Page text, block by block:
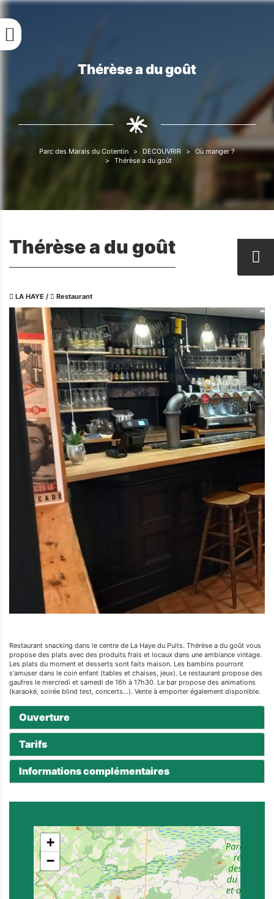
Aller
contenu
principal
Fil
d'Ariane
Thérèse a du goût
d'Ariane
Parc des Marais du Cotentin DECOUVRIR
Où manger ?
Thérèse a du goût
Thérèse a du goût
LA HAYE / Restaurant
Restaurant snacking dans le centre de La Haye du Puits. Thérèse a du goût vous
propose des plats avec des produits frais et locaux dans une ambiance vintage.
Les plats du moment et desserts sont faits maison. Les bambins pourront
s'amuser dans le coin enfant (tables et chaises, jeux). Le restaurant propose des
gaufres le mercredi et samedi de 16h à 17h30. Le bar propose des animations
(karaoké, soirée blind test, concerts...). Vente à emporter également disponible.
Ouverture
Tarifs
Informations complémentaires
+
−